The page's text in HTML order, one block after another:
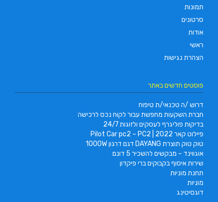
תמונות
סרטונים
אודות
ראשי
הצהרת נגישות
פוסטים חדשים באתר
דרוש /ה טכנאי/ת טיפוח
חברת השקעות מחפשת עבור לקוח נכס לרכישה
בדיקות פוליגרף לעסקים ולזוגות 24/7
פיילוט קאר 2022 | Pilot Car pc2 – PC2
טוק טוק תוצרת DAYANG דגם דרגון 1000W
אוגווינד – מבקשים להשכיר 5 דונם
שירות איסוף בקבוקים ברי פיקדון
תחנת מוניות
מוניות
דוגסיטינג